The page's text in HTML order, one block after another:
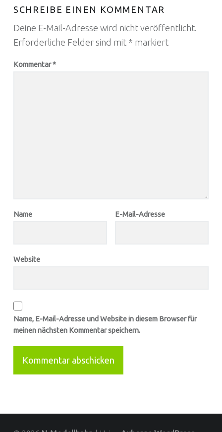
SCHREIBE EINEN KOMMENTAR
Deine E-Mail-Adresse wird nicht veröffentlicht.
Erforderliche Felder sind mit * markiert
Kommentar*
Name E-Mail-Adresse
Website
Name, E-Mail-Adresse und Website in diesem Browser für
meinen nächsten Kommentar speichern.